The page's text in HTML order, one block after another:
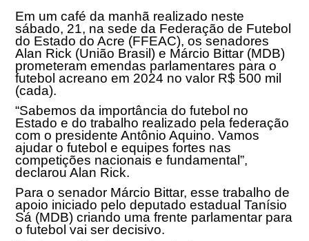
Em um café da manhã realizado neste
sábado, 21, na sede da Federação de Futebol
do Estado do Acre (FFEAC), os senadores
Alan Rick (União Brasil) e Márcio Bittar (MDB)
prometeram emendas parlamentares para o
futebol acreano em 2024 no valor R$ 500 mil
(cada).
“Sabemos da importância do futebol no
Estado e do trabalho realizado pela federação
com o presidente Antônio Aquino. Vamos
ajudar o futebol e equipes fortes nas
competições nacionais e fundamental”,
declarou Alan Rick.
Para o senador Márcio Bittar, esse trabalho de
apoio iniciado pelo deputado estadual Tanísio
Sá (MDB) criando uma frente parlamentar para
o futebol vai ser decisivo.